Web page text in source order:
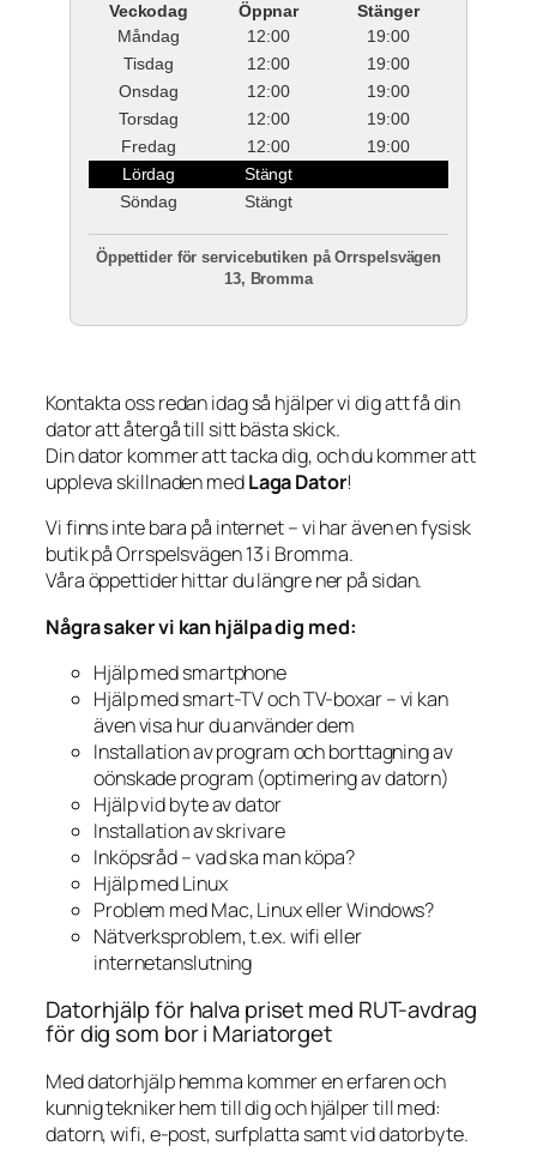
Veckodag Öppnar
Stänger
Måndag
12:00
19:00
Tisdag
12:00
19:00
Onsdag
12:00
19:00
Torsdag
12:00
19:00
Fredag
12:00
19:00
Lördag
Stängt
Söndag
Stängt
Öppettider för servicebutiken på Orrspelsvägen
13, Bromma
Kontakta oss redan idag så hjälper vi dig att få din
dator att återgå till sitt bästa skick.
Din dator kommer att tacka dig, och du kommer att
uppleva skillnaden medLaga Dator!
Vi finns inte bara på internet – vi har även en fysisk
butik på Orrspelsvägen 13 i Bromma.
Våra öppettider hittar du längre ner på sidan.
Några saker vi kan hjälpa dig med:
Hjälp med smartphone
Hjälp med smart-TV och TV-boxar – vi kan
även visa hur du använder dem
Installation av program och borttagning av
oönskade program (optimering av datorn)
Hjälp vid byte av dator
Installation av skrivare
Inköpsråd – vad ska man köpa?
Hjälp med Linux
Problem med Mac, Linux eller Windows?
Nätverksproblem, t.ex. wifi eller
internetanslutning
Datorhjälp för halva priset med RUT-avdrag
för dig som bor i Mariatorget
Med datorhjälp hemma kommer en erfaren och
kunnig tekniker hem till dig och hjälper till med:
datorn, wifi, e-post, surfplatta samt vid datorbyte.